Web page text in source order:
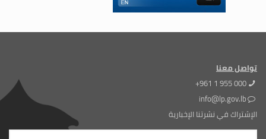
تواصل معنا
+961 1 955 000
info@lp.gov.lb
الإشتراك في نشرتنا الإخبارية